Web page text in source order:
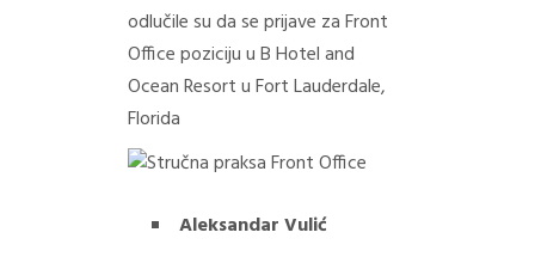
odlučile su da se prijave za Front
Office poziciju u B Hotel and
Ocean Resort u Fort Lauderdale,
Florida
Aleksandar Vulić